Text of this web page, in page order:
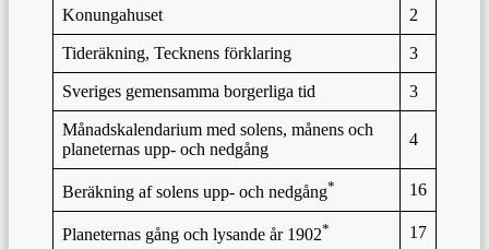
Konungahuset 2
Tideräkning, Tecknens förklaring 3
Sveriges gemensamma borgerliga tid 3
Månadskalendarium med solens, månens och
planeternas upp- och nedgång
4
Beräkning af solens upp- och nedgång* 16
Planeternas gång och lysande år 1902* 17